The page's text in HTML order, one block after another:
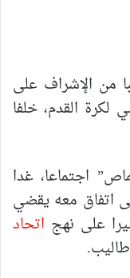
من الإشراف على
لكرة القدم، خلفا
اجتماعا، غدا
اتفاق معه يقضي
على نهج اتحاد